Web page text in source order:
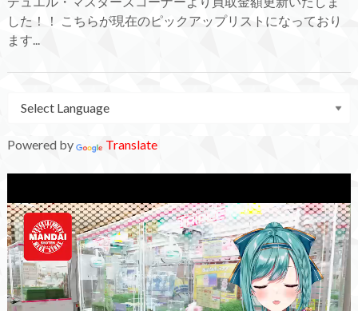
した！！ こちらが現在のピックアップリストになっており
ます...
Powered by Translate